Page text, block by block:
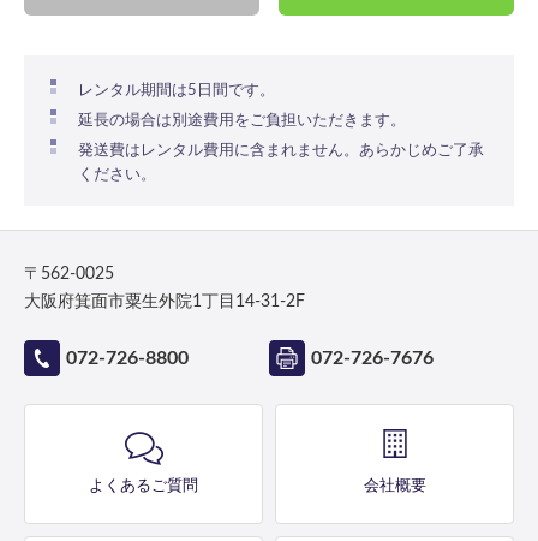
レンタル期間は5日間です。
延長の場合は別途費用をご負担いただきます。
発送費はレンタル費用に含まれません。あらかじめご了承
ください。
〒562-0025
大阪府箕面市粟生外院1丁目14-31-2F
072-726-8800 072-726-7676
よくあるご質問 会社概要